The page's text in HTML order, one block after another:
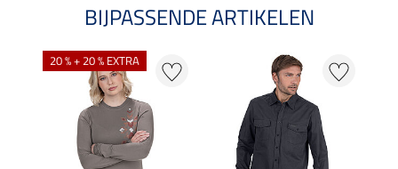
BIJPASSENDE ARTIKELEN
20 % + 20 % EXTRA